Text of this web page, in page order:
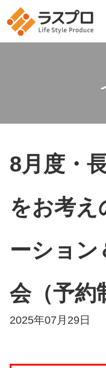
8月度・
をお考え
ーション
会（予約
2025年07月29日